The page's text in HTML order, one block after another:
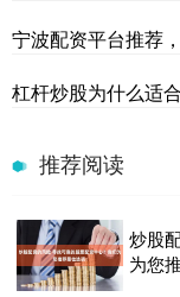
宁波配资平台推荐
杠杆炒股为什么适
推荐阅读
炒股
为您